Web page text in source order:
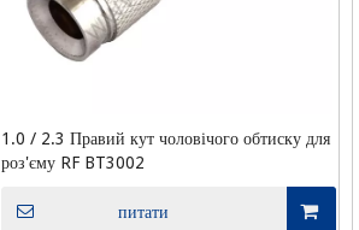
1.0 / 2.3 Правий кут чоловічого обтиску для
роз'єму RF BT3002
питати